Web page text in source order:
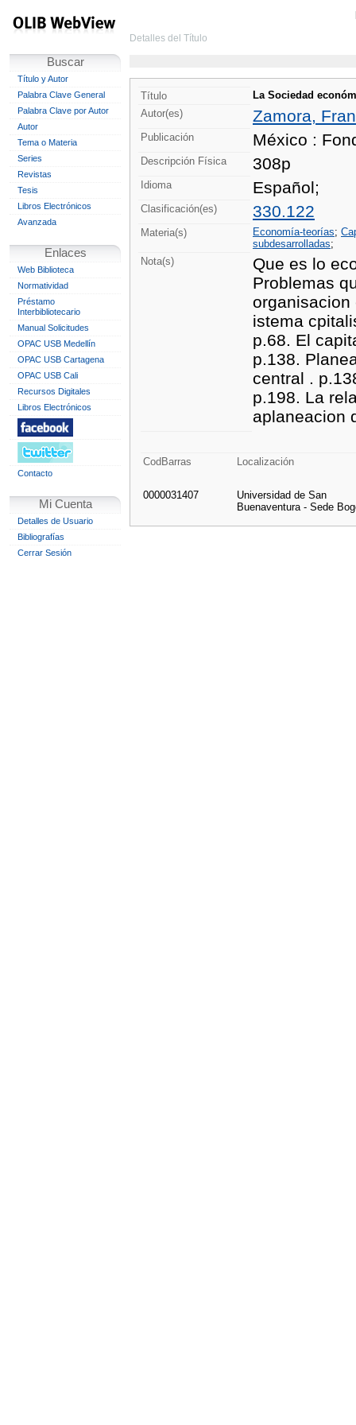
Buscar
Título y Autor
Palabra Clave General
Palabra Clave por Autor
Autor
Tema o Materia
Series
Revistas
Tesis
Libros Electrónicos
Avanzada
Enlaces
Web Biblioteca
Normatividad
Préstamo
Interbibliotecario
Manual Solicitudes
OPAC USB Medellín
OPAC USB Cartagena
OPAC USB Cali
Recursos Digitales
Libros Electrónicos
Contacto
Mi Cuenta
Detalles de Usuario
Bibliografías
Cerrar Sesión
Detalles del Título
Título
La Sociedad
Autor(es)
Zamora,
Publicación México :
Descripción Física 308p
Idioma Español;
Clasificación(es) 330.122
Materia(s) Economía-teorías;
subdesarrolladas;
Nota(s)
Que es lo
Problemas
organisacion
istema
p.68. El
p.138.
central .
p.198. La
aplaneacion
CodBarras Localización
0000031407
Universidad de San
Buenaventura - Sede